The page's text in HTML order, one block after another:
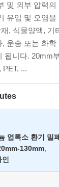
및 외부 압력의
유입 및 오염
, 식물양액, 기
운송 또는 화학
됩니다. 20mm
...
엽록소 환기 밀
130mm